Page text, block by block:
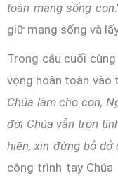
toàn mạng sống con
giữ mạng sống và
Trong câu cuối
vọng hoàn toàn vào
Chúa làm cho con,
đời Chúa vẫn trọn
hiện, xin đừng bỏ dở
công trình tay